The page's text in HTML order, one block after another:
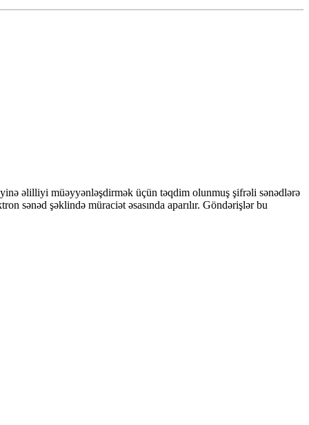
əlilliyi müəyyənləşdirmək üçün təqdim olunmuş şifrəli sənədlərə
sənəd şəklində müraciət əsasında aparılır. Göndərişlər bu